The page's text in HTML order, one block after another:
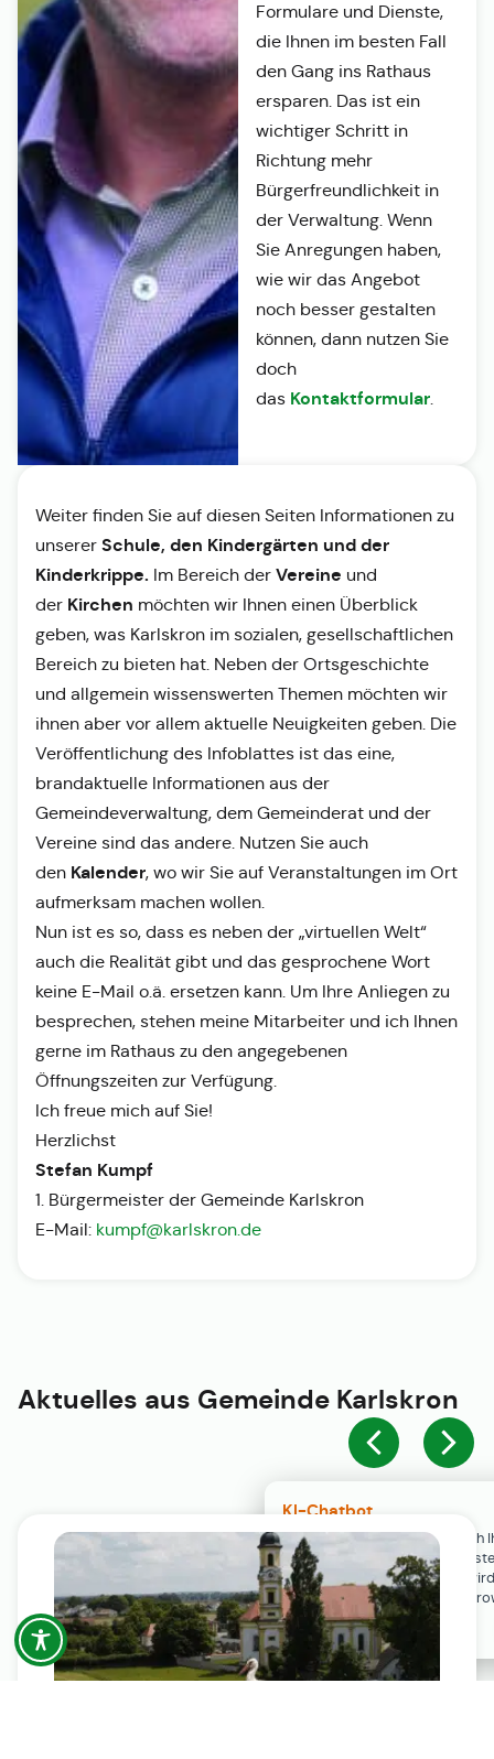
KI-Chatbot
Der KI-Chatbot steht erst nach
Einwilligung in den Cookie-
Verfügung. Der Chat-Verlauf
ausschließlich lokal in Ihrem
gespeichert.
Formulare und Dienste,
die Ihnen im besten Fall
den Gang ins Rathaus
ersparen. Das ist ein
wichtiger Schritt in
Richtung mehr
Bürgerfreundlichkeit in
der Verwaltung. Wenn
Sie Anregungen haben,
wie wir das Angebot
noch besser gestalten
können, dann nutzen Sie
doch
das Kontaktformular.
Weiter finden Sie auf diesen Seiten Informationen zu
unserer Schule, den Kindergärten und der
Kinderkrippe. Im Bereich der Vereine und
der Kirchen möchten wir Ihnen einen Überblick
geben, was Karlskron im sozialen, gesellschaftlichen
Bereich zu bieten hat. Neben der Ortsgeschichte
und allgemein wissenswerten Themen möchten wir
ihnen aber vor allem aktuelle Neuigkeiten geben. Die
Veröffentlichung des Infoblattes ist das eine,
brandaktuelle Informationen aus der
Gemeindeverwaltung, dem Gemeinderat und der
Vereine sind das andere. Nutzen Sie auch
den Kalender, wo wir Sie auf Veranstaltungen im Ort
aufmerksam machen wollen.
Nun ist es so, dass es neben der „virtuellen Welt“
auch die Realität gibt und das gesprochene Wort
keine E-Mail o.ä. ersetzen kann. Um Ihre Anliegen zu
besprechen, stehen meine Mitarbeiter und ich Ihnen
gerne im Rathaus zu den angegebenen
Öffnungszeiten zur Verfügung.
Ich freue mich auf Sie!
Herzlichst
Stefan Kumpf
1. Bürgermeister der Gemeinde Karlskron
E-Mail: kumpf@karlskron.de
Aktuelles aus Gemeinde Karlskron